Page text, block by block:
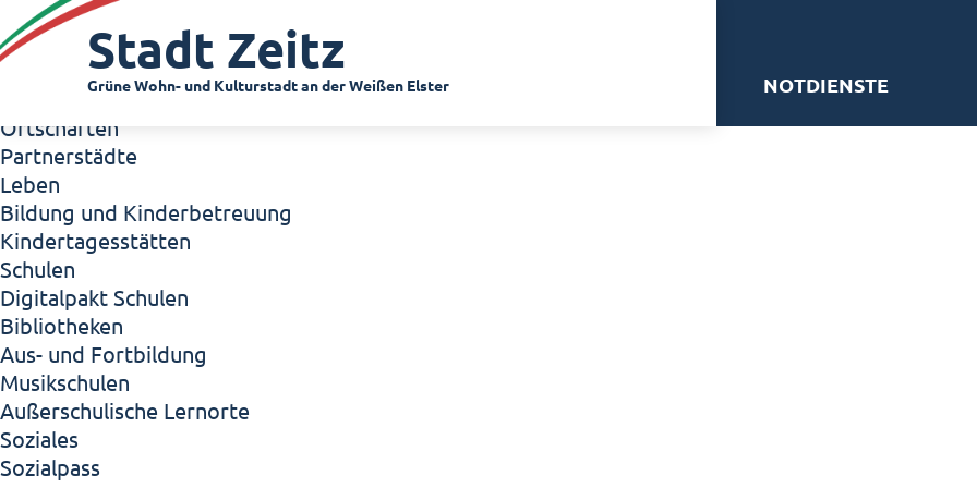
Zeitz - Die Kleinstadt
Willkommen in Zeitz!
Interview mit Oberbürgermeister Christian Thieme
Zeitz - Stadt der Zukunft
Ortschaften
Partnerstädte
Leben
Bildung und Kinderbetreuung
Kindertagesstätten
Schulen
Digitalpakt Schulen
Bibliotheken
Aus- und Fortbildung
Musikschulen
Außerschulische Lernorte
Soziales
Sozialpass
Stadt Zeitz
Grüne Wohn- und Kulturstadt an der Weißen Elster NOTDIENSTE